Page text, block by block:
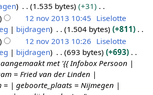
1.535 bytes
+31
12 nov 2013 10:45 Liselotte
bijdragen 1.504 bytes
+811
12 nov 2013 10:26 Liselotte
bijdragen 693 bytes
+693
met '{{ Infobox Persoon |
= Fried van der Linden |
= | geboorte_plaats = Nijmegen |